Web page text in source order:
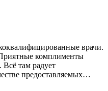
врачи.
комплименты
Всё там радует
предоставляемых…